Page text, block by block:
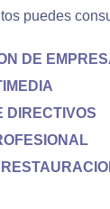
puedes
DE